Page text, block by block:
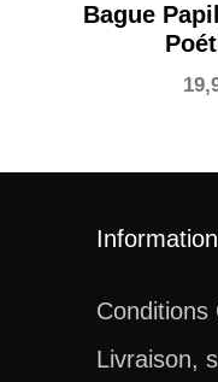
Bague
Conditions
Livraison,